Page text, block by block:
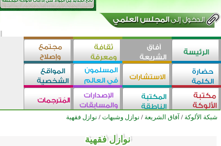
شبكة الألوكة / آفاق الشريعة / نوازل وشبهات / نوازل فقهية
نوازل فقهية
نوازل فقهية
نوازل فقهية
نوازل فقهية
نوازل فقهية
نوازل فقهية
نوازل فقهية
نوازل فقهية
نوازل فقهية
نوازل فقهية
نوازل فقهية
نوازل فقهية
نوازل فقهية
نوازل فقهية
نوازل فقهية
نوازل فقهية
نوازل فقهية
نوازل فقهية
نوازل فقهية
نوازل فقهية
نوازل فقهية
نوازل فقهية
نوازل فقهية
نوازل فقهية
نوازل فقهية